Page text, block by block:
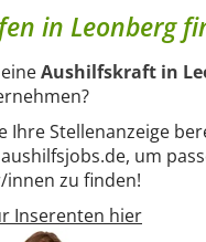
in Leonberg
Aushilfskraft in
Ihre Stellenanzeige
um
zu finden!
Inserenten hier